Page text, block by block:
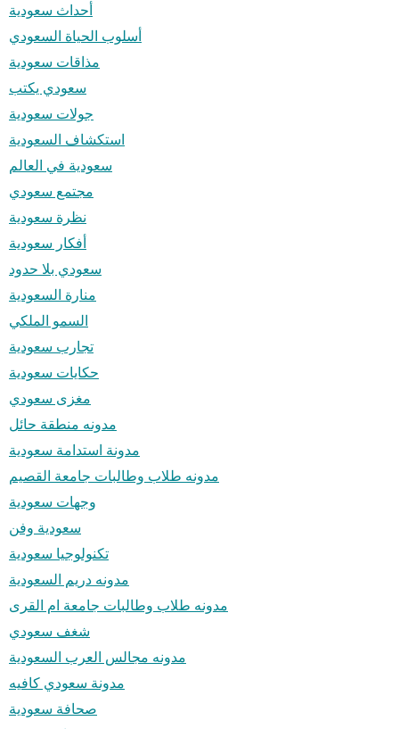
أحداث سعودية
أسلوب الحياة السعودي
مذاقات سعودية
سعودي يكتب
جولات سعودية
استكشاف السعودية
سعودية في العالم
مجتمع سعودي
نظرة سعودية
أفكار سعودية
سعودي بلا حدود
منارة السعودية
السمو الملكي
تجارب سعودية
حكايات سعودية
مغزى سعودي
مدونه منطقة حائل
مدونة استدامة سعودية
مدونه طلاب وطالبات جامعة القصيم
وجهات سعودية
سعودية وفن
تكنولوجيا سعودية
مدونه دريم السعودية
مدونه طلاب وطالبات جامعة ام القرى
شغف سعودي
مدونه مجالس العرب السعودية
مدونة سعودي كافيه
صحافة سعودية